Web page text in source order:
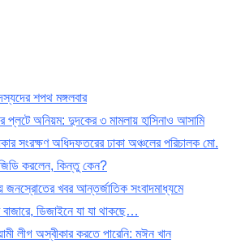
শপথ মঙ্গলবার
প্লটে অনিয়ম: দুদকের ৩ মামলায় হাসিনাও আসামি
সংরক্ষণ অধিদফতরের ঢাকা অঞ্চলের পরিচালক মো.
করলেন, কিন্তু কেন?
জনস্রোতের খবর আন্তর্জাতিক সংবাদমাধ্যমে
ডিজাইনে যা যা থাকছে…
লীগ অস্বীকার করতে পারেনি: মঈন খান